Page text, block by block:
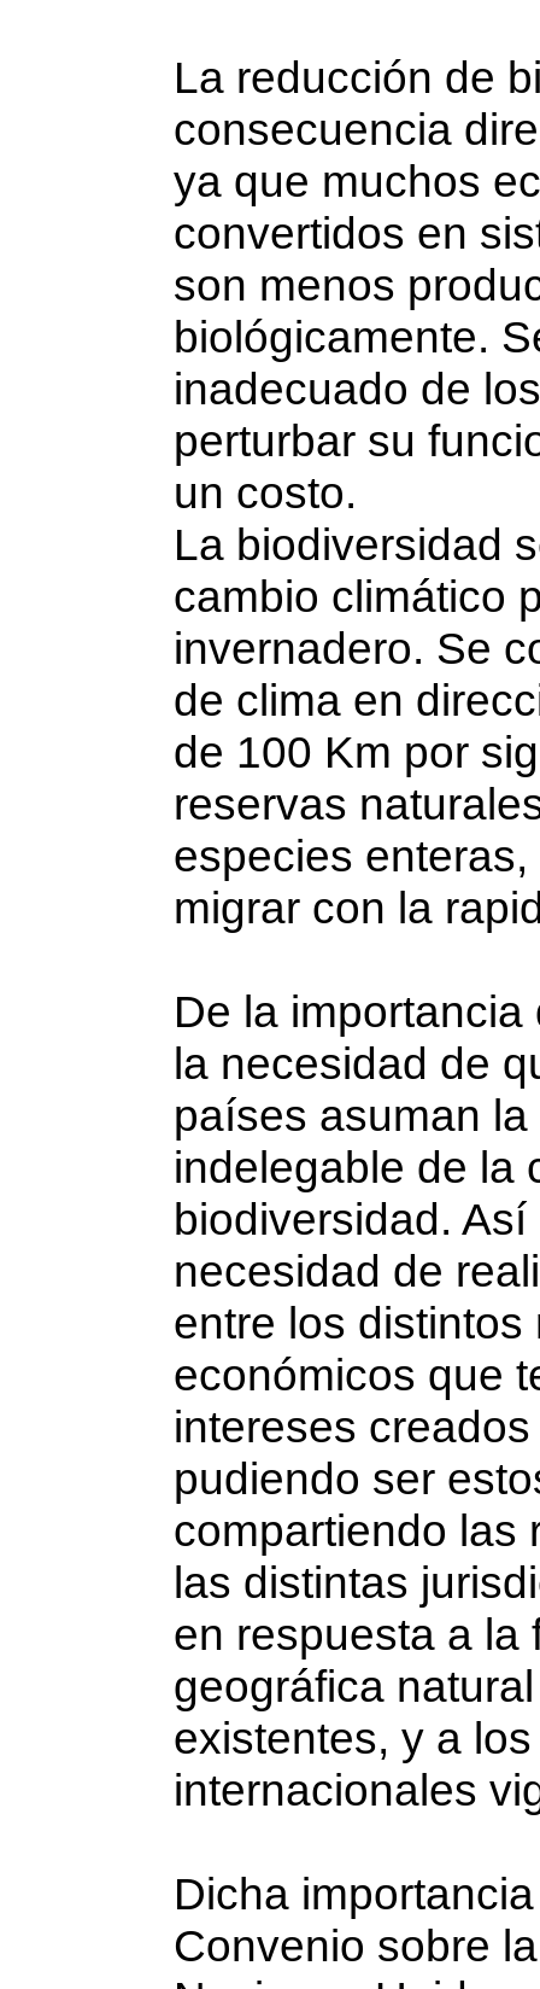
La reducción de
consecuencia
ya que muchos
convertidos en
son menos
biológicamente.
inadecuado de
perturbar su
un costo.
La biodiversidad
cambio climático
invernadero. Se
de clima en
de 100 Km por
reservas
especies
migrar con la
De la
la necesidad de
países asuman
indelegable de la
biodiversidad.
necesidad de
entre los
económicos que
intereses
pudiendo ser
compartiendo las
las distintas
en respuesta a la
geográfica
existentes, y a
internacionales
Dicha
Convenio sobre